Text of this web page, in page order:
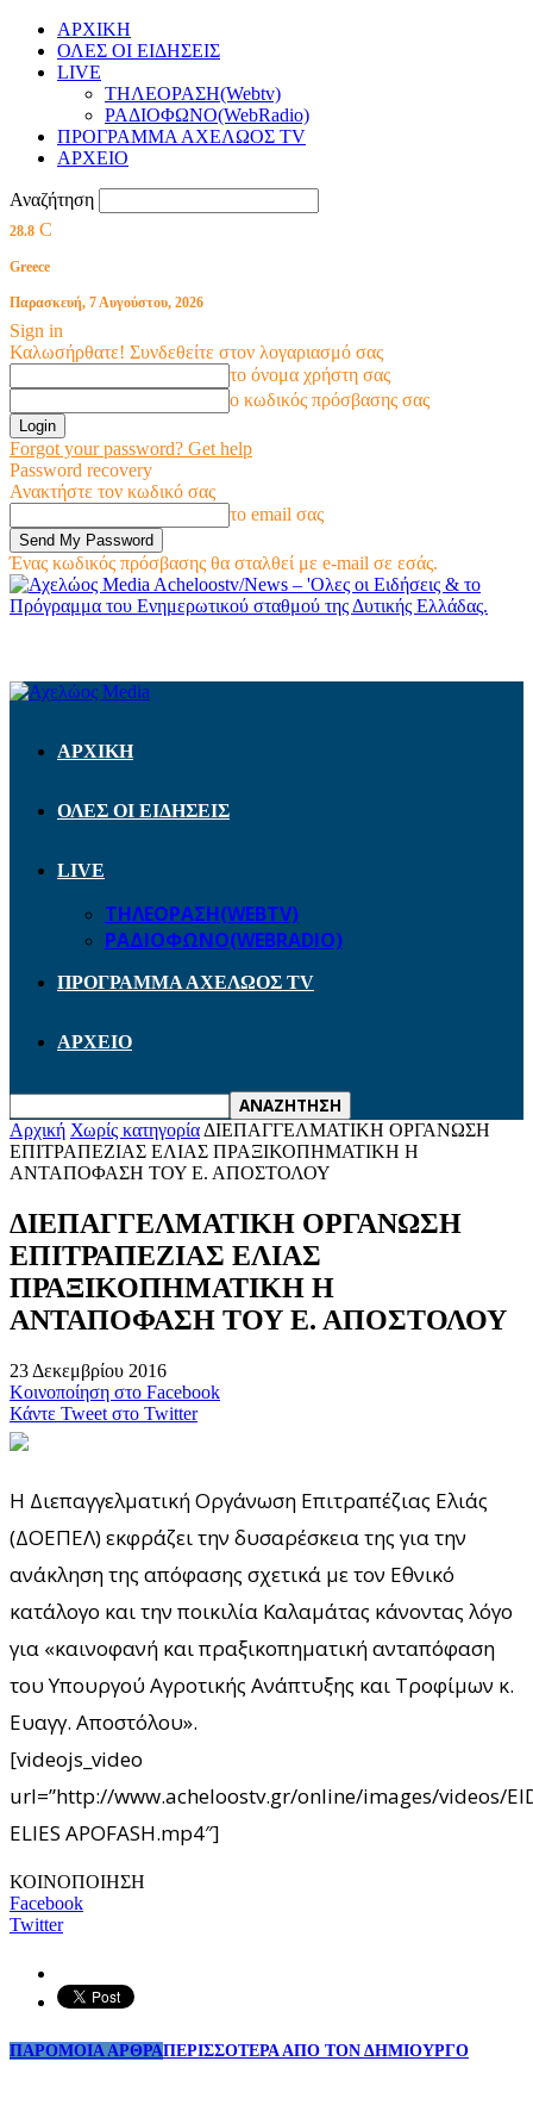
ΑΡΧΙΚΗ
ΟΛΕΣ ΟΙ ΕΙΔΗΣΕΙΣ
LIVE
ΤΗΛΕΟΡΑΣΗ(Webtv)
ΡΑΔΙΟΦΩΝΟ(WebRadio)
ΠΡΟΓΡΑΜΜΑ ΑΧΕΛΩΟΣ TV
ΑΡΧΕΙΟ
Αναζήτηση
28.8 C
Greece
Παρασκευή, 7 Αυγούστου, 2026
Sign in
Καλωσήρθατε! Συνδεθείτε στον λογαριασμό σας
το όνομα χρήστη σας
ο κωδικός πρόσβασης σας
Forgot your password? Get help
Password recovery
Ανακτήστε τον κωδικό σας
το email σας
Ένας κωδικός πρόσβασης θα σταλθεί με e-mail σε εσάς.
Acheloostv/News – 'Ολες οι Ειδήσεις & το
Πρόγραμμα του Ενημερωτικού σταθμού της Δυτικής Ελλάδας.
ΑΡΧΙΚΗ
ΟΛΕΣ ΟΙ ΕΙΔΗΣΕΙΣ
LIVE
ΤΗΛΕΟΡΑΣΗ(WEBTV)
ΡΑΔΙΟΦΩΝΟ(WEBRADIO)
ΠΡΟΓΡΑΜΜΑ ΑΧΕΛΩΟΣ TV
ΑΡΧΕΙΟ
Αρχική Χωρίς κατηγορία ΔΙΕΠΑΓΓΕΛΜΑΤΙΚΗ ΟΡΓΑΝΩΣΗ
ΕΠΙΤΡΑΠΕΖΙΑΣ ΕΛΙΑΣ ΠΡΑΞΙΚΟΠΗΜΑΤΙΚΗ Η
ΑΝΤΑΠΟΦΑΣΗ ΤΟΥ Ε. ΑΠΟΣΤΟΛΟΥ
ΔΙΕΠΑΓΓΕΛΜΑΤΙΚΗ ΟΡΓΑΝΩΣΗ
ΕΠΙΤΡΑΠΕΖΙΑΣ ΕΛΙΑΣ
ΠΡΑΞΙΚΟΠΗΜΑΤΙΚΗ Η
ΑΝΤΑΠΟΦΑΣΗ ΤΟΥ Ε. ΑΠΟΣΤΟΛΟΥ
23 Δεκεμβρίου 2016
Κοινοποίηση στο Facebook
Κάντε Tweet στο Twitter
Η Διεπαγγελματική Οργάνωση Επιτραπέζιας Ελιάς
(ΔΟΕΠΕΛ) εκφράζει την δυσαρέσκεια της για την
ανάκληση της απόφασης σχετικά με τον Εθνικό
κατάλογο και την ποικιλία Καλαμάτας κάνοντας λόγο
για «καινοφανή και πραξικοπηματική ανταπόφαση
του Υπουργού Αγροτικής Ανάπτυξης και Τροφίμων κ.
Ευαγγ. Αποστόλου».
[videojs_video
url=”http://www.acheloostv.gr/online/images/videos/
ELIES APOFASH.mp4″]
ΚΟΙΝΟΠΟΙΗΣΗ
Facebook
Twitter
ΠΑΡΟΜΟΙΑ ΑΡΘΡΑΠΕΡΙΣΣΟΤΕΡΑ ΑΠΟ ΤΟΝ ΔΗΜΙΟΥΡΓΟ